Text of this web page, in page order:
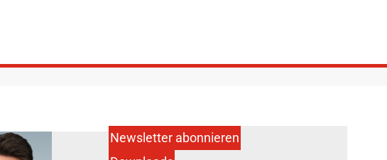
Newsletter abonnieren